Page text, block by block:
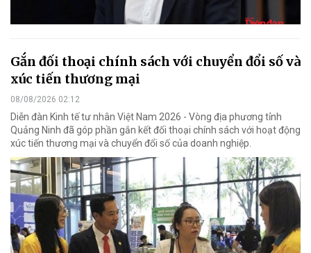
Gắn đối thoại chính sách với chuyển đổi số và
xúc tiến thương mại
08/08/2026 02:12
Diễn đàn Kinh tế tư nhân Việt Nam 2026 - Vòng địa phương tỉnh
Quảng Ninh đã góp phần gắn kết đối thoại chính sách với hoạt động
xúc tiến thương mại và chuyển đổi số của doanh nghiệp.